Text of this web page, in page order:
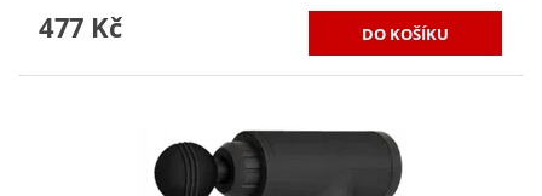
477 Kč